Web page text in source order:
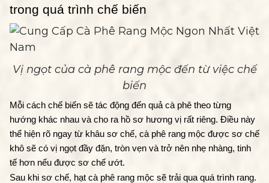
trong quá trình chế biến
Vị ngọt của cà phê rang mộc đến từ việc chế
biến
Mỗi cách chế biến sẽ tác động đến quả cà phê theo từng
hướng khác nhau và cho ra hồ sơ hương vị rất riêng. Điều này
thể hiện rõ ngay từ khâu sơ chế, cà phê rang mộc được sơ chế
khô sẽ có vị ngọt đầy đặn, tròn vẹn và trở nên nhẹ nhàng, tinh
tế hơn nếu được sơ chế ướt.
Sau khi sơ chế, hạt cà phê rang mộc sẽ trải qua quá trình rang.